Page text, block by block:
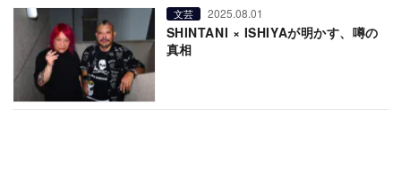
文芸 2025.08.01
SHINTANI × ISHIYAが明かす、噂の
真相